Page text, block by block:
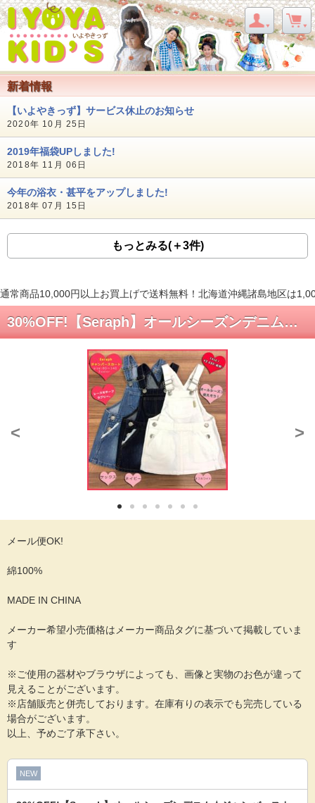
新着情報
【いよやきっず】サービス休止のお知らせ
2020年 10月 25日
2019年福袋UPしました!
2018年 11月 06日
今年の浴衣・甚平をアップしました!
2018年 07月 15日
もっとみる(＋3件)
通常商品10,000円以上お買上げで送料無料！北海道沖縄諸島地区は
30%OFF!【Seraph】オールシーズンデニム☆ジャンバースカート
< >
メール便OK!
綿100%
MADE IN CHINA
メーカー希望小売価格はメーカー商品タグに基づいて掲載していま
す
※ご使用の器材やブラウザによっても、画像と実物のお色が違って
見えることがございます。
※店舗販売と併売しております。在庫有りの表示でも完売している
場合がございます。
以上、予めご了承下さい。
NEW